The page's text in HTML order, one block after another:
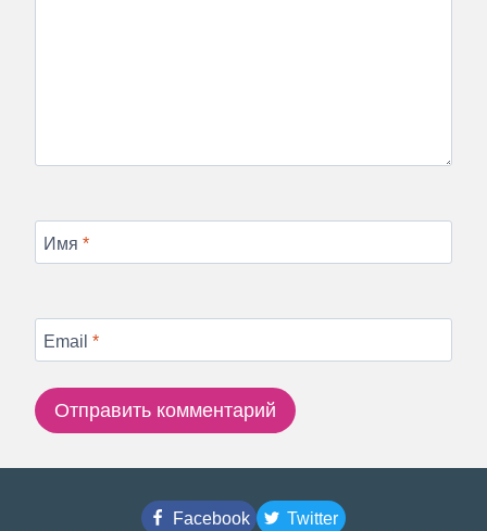
Имя *
Email *
Facebook Twitter